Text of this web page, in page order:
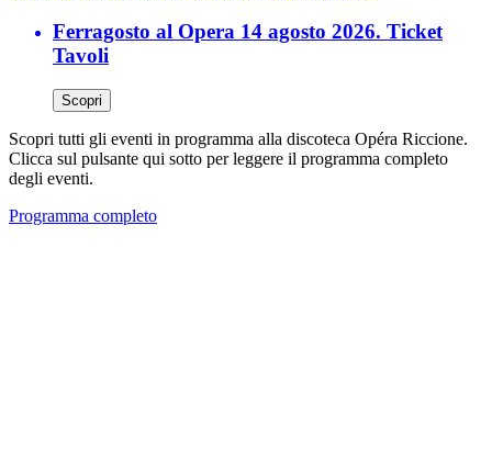
Ferragosto al Opera 14 agosto 2026. Ticket
Tavoli
Scopri
Scopri tutti gli eventi in programma alla discoteca Opéra Riccione.
Clicca sul pulsante qui sotto per leggere il programma completo
degli eventi.
Programma completo